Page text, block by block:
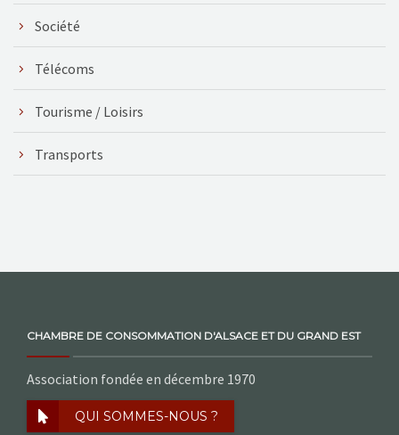
Société
Télécoms
Tourisme / Loisirs
Transports
CHAMBRE DE CONSOMMATION D'ALSACE ET DU GRAND EST
Association fondée en décembre 1970
QUI SOMMES-NOUS ?